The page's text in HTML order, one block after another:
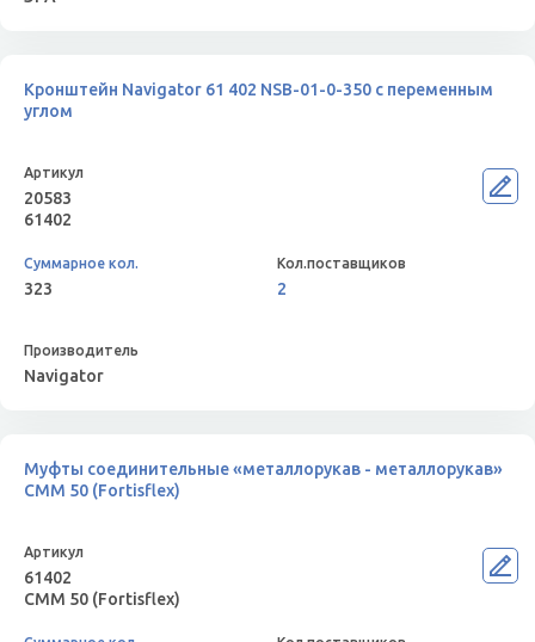
Кронштейн Navigator 61 402 NSB-01-0-350 с переменным
углом
20583
61402
323 2
Navigator
Муфты соединительные «металлорукав - металлорукав»
СММ 50 (Fortisflex)
61402
СММ 50 (Fortisflex)